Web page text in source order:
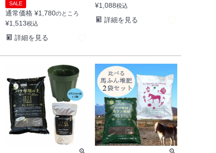
SALE
通常価格 ¥1,780のところ
¥1,513税込
詳細を見る
¥1,088税込
詳細を見る